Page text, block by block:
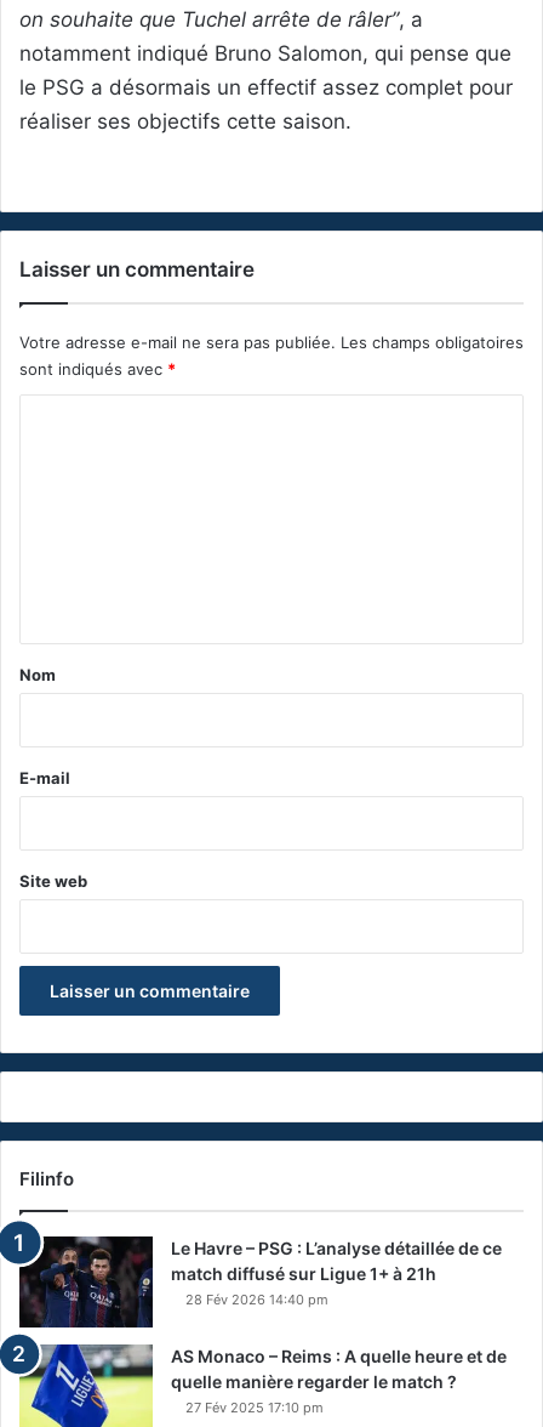
on souhaite que Tuchel arrête de râler”, a
notamment indiqué Bruno Salomon, qui pense que
le PSG a désormais un effectif assez complet pour
réaliser ses objectifs cette saison.
Laisser un commentaire
Votre adresse e-mail ne sera pas publiée. Les champs obligatoires
sont indiqués avec *
a
e
Nom
E-mail
Site web
Filinfo
Le Havre – PSG : L’analyse détaillée de ce
match diffusé sur Ligue 1+ à 21h
28 Fév 2026 14:40 pm
AS Monaco – Reims : A quelle heure et de
quelle manière regarder le match ?
27 Fév 2025 17:10 pm